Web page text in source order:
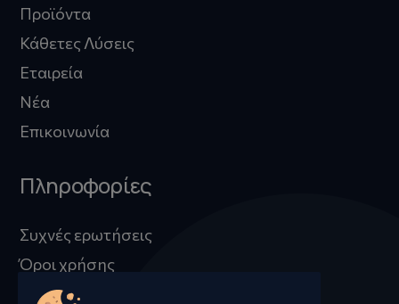
Προϊόντα
Κάθετες Λύσεις
Εταιρεία
Νέα
Επικοινωνία
Πληροφορίες
Συχνές ερωτήσεις
Όροι χρήσης
Προστασία προσωπικών δεδομένων